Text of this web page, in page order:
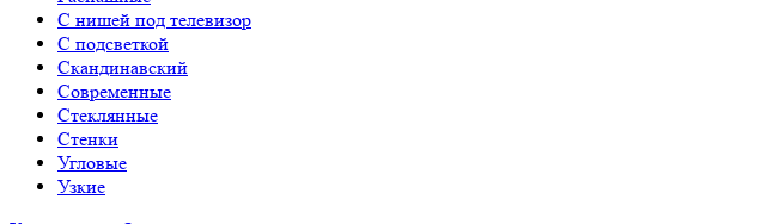
С нишей под телевизор
С подсветкой
Скандинавский
Современные
Стеклянные
Стенки
Угловые
Узкие